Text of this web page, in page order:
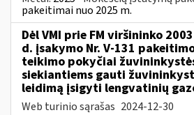
pakeitimai nuo 2025 m.
Dėl VMI prie FM viršininko
d. įsakymo Nr. V-131
teikimo pokyčiai
siekiantiems gauti
leidimą įsigyti lengvatinių
Web turinio sąrašas 2024-12-30